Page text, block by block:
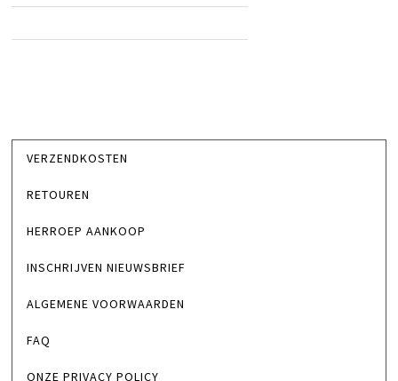
VERZENDKOSTEN
RETOUREN
HERROEP AANKOOP
INSCHRIJVEN NIEUWSBRIEF
ALGEMENE VOORWAARDEN
FAQ
ONZE PRIVACY POLICY